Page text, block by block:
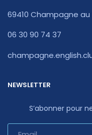
69410 Champagne au
06 30 90 74 37
NEWSLETTER
S’abonner pour